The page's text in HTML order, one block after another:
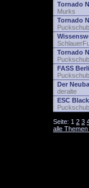
Tornado
Murks
Tornado
Tornado
FASS
Der
deralte
ESC
Seite: 1 2 3
alle